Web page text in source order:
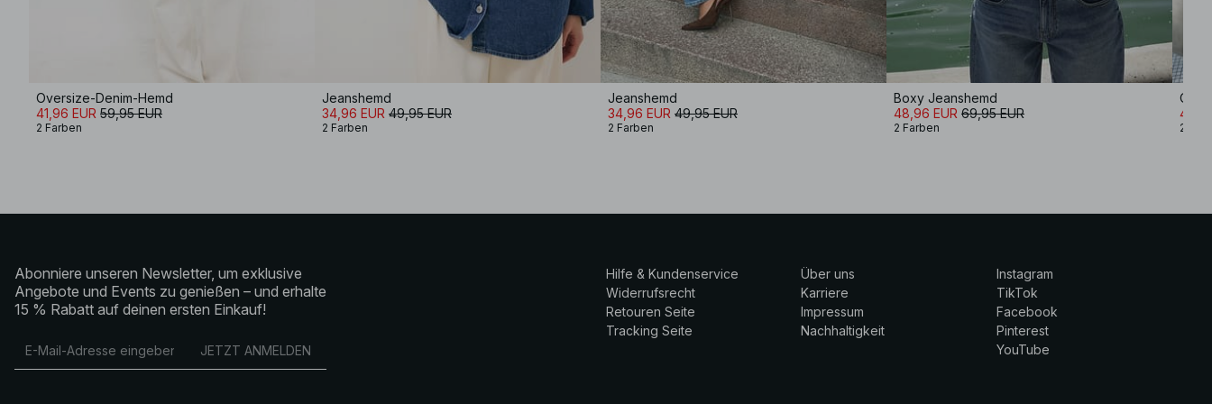
Oversize-Denim-Hemd
41,96 EUR 59,95 EUR
2 Farben
Jeanshemd
34,96 EUR 49,95 EUR
2 Farben
Jeanshemd
34,96 EUR 49,95 EUR
2 Farben
Boxy Jeanshemd
48,96 EUR 69,95 EUR
2 Farben 2
Abonniere unseren Newsletter, um exklusive
Angebote und Events zu genießen – und erhalte
15 % Rabatt auf deinen ersten Einkauf!
JETZT ANMELDEN
Hilfe & Kundenservice
Widerrufsrecht
Retouren Seite
Tracking Seite
Über uns
Karriere
Impressum
Nachhaltigkeit
Instagram
TikTok
Facebook
Pinterest
YouTube